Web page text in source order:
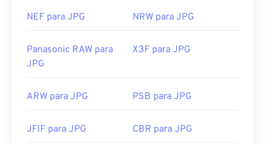
NEF para JPG NRW para JPG
Panasonic RAW para
JPG
X3F para JPG
ARW para JPG PSB para JPG
JFIF para JPG CBR para JPG